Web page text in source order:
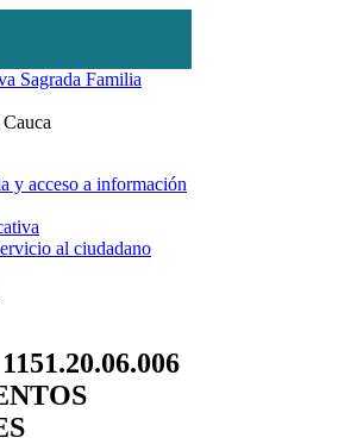
Sagrada Familia
y acceso a información
al ciudadano